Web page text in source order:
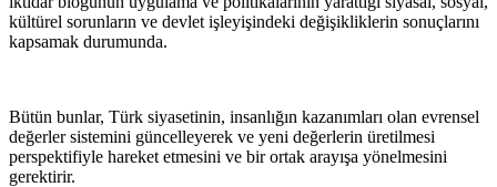
kültürel sorunların ve devlet işleyişindeki değişikliklerin sonuçlarını
kapsamak durumunda.
Bütün bunlar, Türk siyasetinin, insanlığın kazanımları olan evrensel
değerler sistemini güncelleyerek ve yeni değerlerin üretilmesi
perspektifiyle hareket etmesini ve bir ortak arayışa yönelmesini
gerektirir.